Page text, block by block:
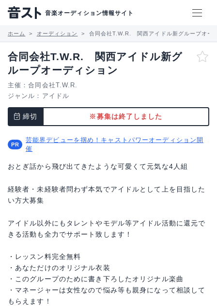
音楽オーディション情報サイト
ホーム オーディション 合同会社T.W.R. 関西アイドル新グループオー
合同会社T.W.R. 関西アイドル新グ
ループオーディション
主催：合同会社T.W.R.
ジャンル： アイドル
締切 ※募集は終了しました
芸能界デビューを掴め！キャストパワーオーディション開
催
おとぎ話から飛び出てきたような可愛くて元気な4人組
経験者・未経験者問わず本気でアイドルとして上を目指した
い方大募集
アイドル以外にもタレントやモデル等アイドル活動に還元で
きる活動も全力でサポート致します！
・レッスン料完全無料
・あなただけのオリジナル衣装
・このグループのために書き下ろしたオリジナル楽曲
・マネージャーは女性なので悩み等も親身になって相談して
もらえます！